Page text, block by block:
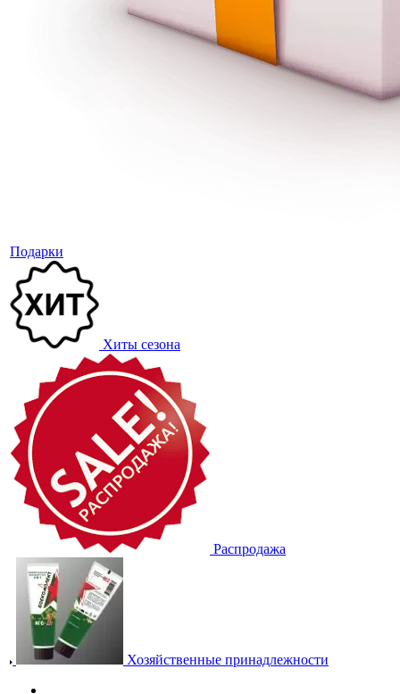
Подарки
Хиты сезона
Распродажа
Хозяйственные принадлежности